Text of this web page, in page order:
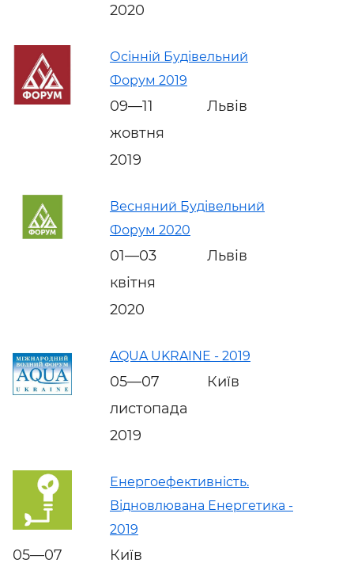
2020
Осінній Будівельний
Форум 2019
09—11
жовтня
2019
Львів
Весняний Будівельний
Форум 2020
01—03
квітня
2020
Львів
AQUA UKRAINE - 2019
05—07
листопада
2019
Київ
Енергоефективність.
Відновлювана Енергетика -
2019
05—07
Київ